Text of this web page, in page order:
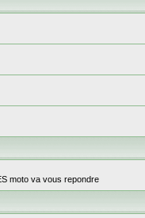
moto va vous repondre